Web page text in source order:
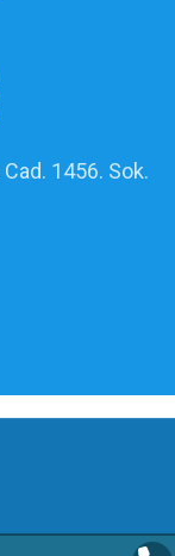
Cad. 1456. Sok.